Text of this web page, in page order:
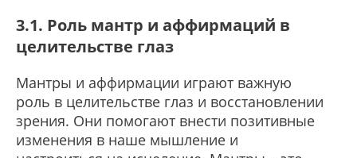
3.1. Роль мантр и аффирмаций в
целительстве глаз
Мантры и аффирмации играют важную
роль в целительстве глаз и восстановлении
зрения. Они помогают внести позитивные
изменения в наше мышление и